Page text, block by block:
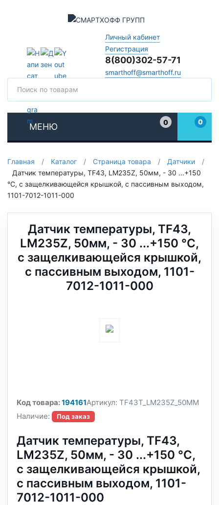
Личный кабинет
Регистрация
8(800)302-57-71
smarthoff@smarthoff.ru
МЕНЮ
0
0
Главная / Каталог / Страница товара / Датчики
/
Датчик температуры, TF43, LM235Z, 50мм, - 30 ...+150
°C, с защелкивающейся крышкой, с пассивным выходом,
1101-7012-1011-000
Датчик температуры, TF43,
LM235Z, 50мм, - 30 ...+150 °C,
с защелкивающейся крышкой,
с пассивным выходом, 1101-
7012-1011-000
Код товара:194161Артикул: TF43T_LM235Z_50MM
Наличие:
Под заказ
Датчик температуры, TF43,
LM235Z, 50мм, - 30 ...+150 °C,
с защелкивающейся крышкой,
с пассивным выходом, 1101-
7012-1011-000